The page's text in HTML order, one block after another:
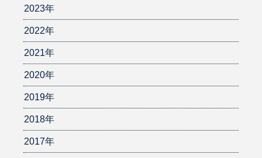
2023年
2022年
2021年
2020年
2019年
2018年
2017年